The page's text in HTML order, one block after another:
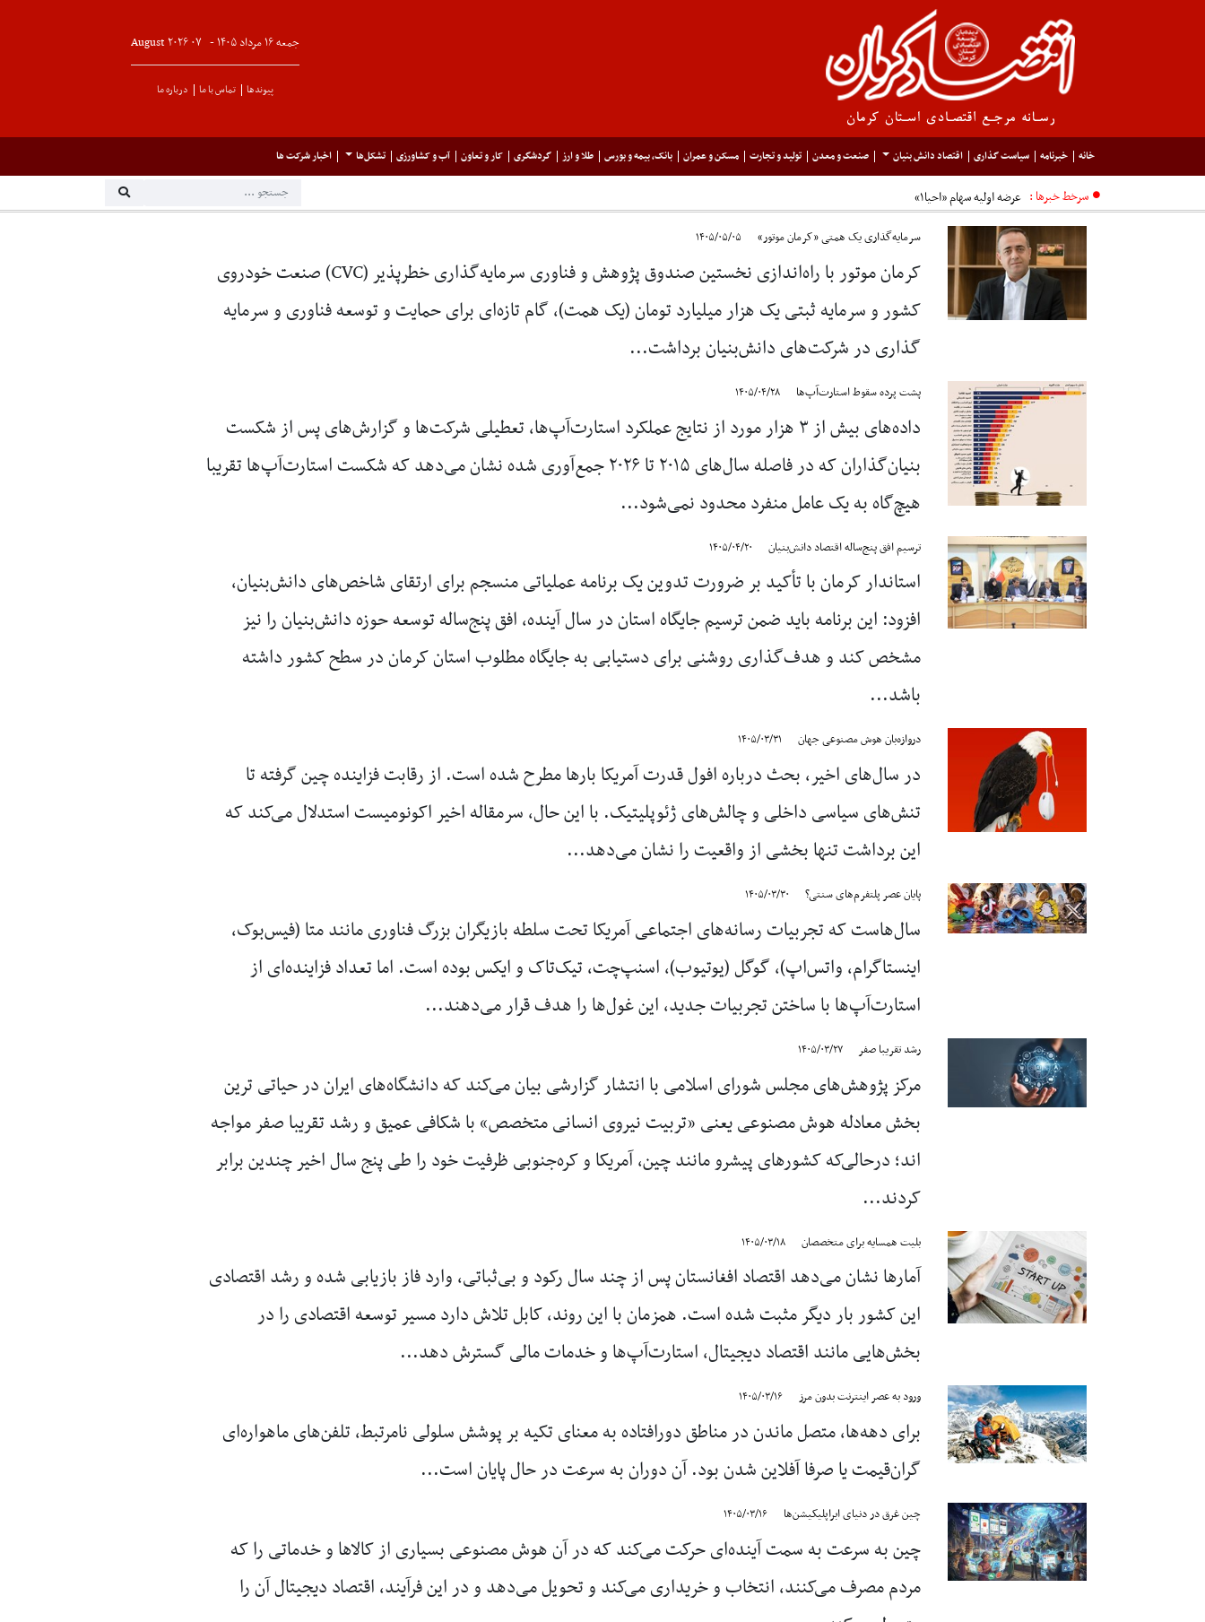
جمعه ۱۶ مرداد ۱۴۰۵ - ۰۷August۲۰۲۶
پیوندها تماس با ما درباره ما
خانه خبرنامه سیاست گذاری اقتصاد دانش بنیان صنعت و معدن تولید و تجارت مسکن و عمران بانک، بیمه و بورس طلا و ارز گردشگری کار و تعاون آب و کشاورزی تشکل‌ها اخبار شرکت ها
سرخط خبرها :
سرمایه‌گذاری یک همتی «کرمان موتور» ۱۴۰۵/۰۵/۰۵
کرمان موتور با راه‌اندازی نخستین صندوق پژوهش و فناوری سرمایه‌گذاری خطرپذیر (CVC) صنعت خودروی
کشور و سرمایه ثبتی یک هزار میلیارد تومان (یک همت)، گام تازه‌ای برای حمایت و توسعه فناوری و سرمایه
گذاری در شرکت‌های دانش‌بنیان برداشت...
پشت پرده سقوط استارت‌آپ‌ها ۱۴۰۵/۰۴/۲۸
داده‌های بیش از ۳ هزار مورد از نتایج عملکرد استارت‌آپ‌ها، تعطیلی شرکت‌ها و گزارش‌های پس از شکست
بنیان‌گذاران که در فاصله سال‌های ۲۰۱۵ تا ۲۰۲۶ جمع‌آوری شده نشان می‌دهد که شکست استارت‌آپ‌ها تقریبا
هیچ‌گاه به یک عامل منفرد محدود نمی‌شود...
ترسیم افق پنج‌ساله اقتصاد دانش‌بنیان ۱۴۰۵/۰۴/۲۰
استاندار کرمان با تأکید بر ضرورت تدوین یک برنامه عملیاتی منسجم برای ارتقای شاخص‌های دانش‌بنیان،
افزود: این برنامه باید ضمن ترسیم جایگاه استان در سال آینده، افق پنج‌ساله توسعه حوزه دانش‌بنیان را نیز
مشخص کند و هدف‌گذاری روشنی برای دستیابی به جایگاه مطلوب استان کرمان در سطح کشور داشته
باشد...
دروازه‌بان هوش مصنوعی جهان ۱۴۰۵/۰۳/۳۱
در سال‌های اخیر، بحث درباره افول قدرت آمریکا بارها مطرح شده است. از رقابت فزاینده چین گرفته تا
تنش‌های سیاسی داخلی و چالش‌های ژئوپلیتیک. با این حال، سرمقاله اخیر اکونومیست استدلال می‌کند که
این برداشت تنها بخشی از واقعیت را نشان می‌دهد...
پایان عصر پلتفرم‌های سنتی؟ ۱۴۰۵/۰۳/۳۰
سال‌هاست که تجربیات رسانه‌های اجتماعی آمریکا تحت سلطه بازیگران بزرگ فناوری مانند متا (فیس‌بوک،
اینستاگرام، واتس‌اپ)، گوگل (یوتیوب)، اسنپ‌چت، تیک‌تاک و ایکس بوده است. اما تعداد فزاینده‌ای از
استارت‌آپ‌ها با ساختن تجربیات جدید، این غول‌ها را هدف قرار می‌دهند...
رشد تقریبا صفر ۱۴۰۵/۰۳/۲۷
مرکز پژوهش‌های مجلس شورای اسلامی با انتشار گزارشی بیان می‌کند که دانشگاه‌های ایران در حیاتی ترین
بخش معادله هوش مصنوعی یعنی «تربیت نیروی انسانی متخصص» با شکافی عمیق و رشد تقریبا صفر مواجه
اند؛ درحالی‌که کشورهای پیشرو مانند چین، آمریکا و کره‌جنوبی ظرفیت خود را طی پنج سال اخیر چندین برابر
کردند...
بلیت همسایه برای متخصصان ۱۴۰۵/۰۳/۱۸
آمارها نشان می‌دهد اقتصاد افغانستان پس از چند سال رکود و بی‌ثباتی، وارد فاز بازیابی شده و رشد اقتصادی
این کشور بار دیگر مثبت شده است. همزمان با این روند، کابل تلاش دارد مسیر توسعه اقتصادی را در
بخش‌هایی مانند اقتصاد دیجیتال، استارت‌آپ‌ها و خدمات مالی گسترش دهد...
ورود به عصر اینترنت بدون مرز ۱۴۰۵/۰۳/۱۶
برای دهه‌ها، متصل ماندن در مناطق دورافتاده به معنای تکیه بر پوشش سلولی نامرتبط، تلفن‌های ماهواره‌ای
گران‌قیمت یا صرفا آفلاین شدن بود. آن دوران به سرعت در حال پایان است...
چین غرق در دنیای ابراپلیکیشن‌ها ۱۴۰۵/۰۳/۱۶
چین به سرعت به سمت آینده‌ای حرکت می‌کند که در آن هوش مصنوعی بسیاری از کالاها و خدماتی را که
مردم مصرف می‌کنند، انتخاب و خریداری می‌کند و تحویل می‌دهد و در این فرآیند، اقتصاد دیجیتال آن را